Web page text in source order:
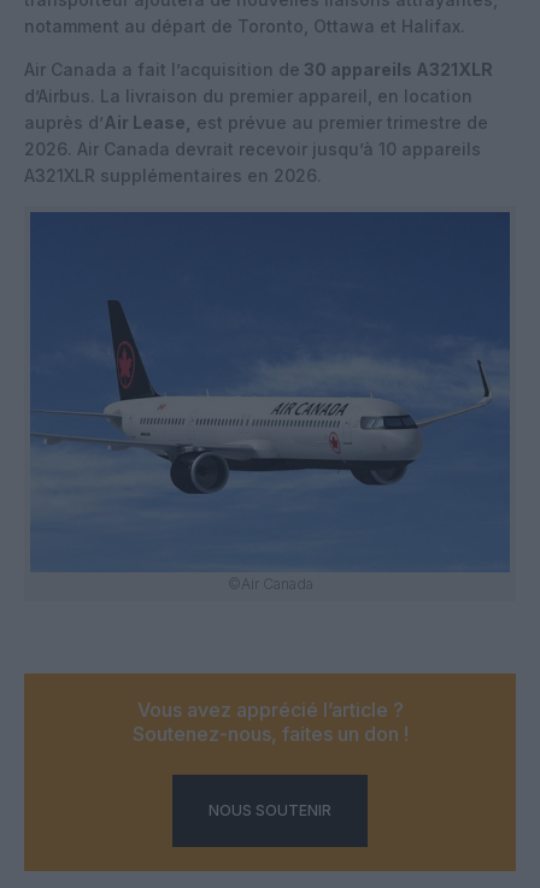
notamment au départ de Toronto, Ottawa et Halifax.
Air Canada a fait l’acquisition de 30 appareils A321XLR
d’Airbus. La livraison du premier appareil, en location
auprès d’Air Lease,
est prévue au premier trimestre de
2026. Air Canada devrait recevoir jusqu’à 10 appareils
A321XLR supplémentaires en 2026.
©Air Canada
Vous avez apprécié l’article ?
Soutenez-nous, faites un don !
NOUS SOUTENIR